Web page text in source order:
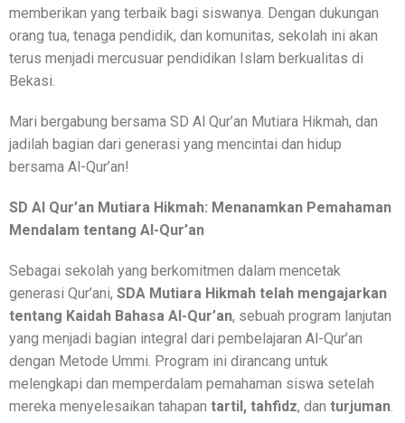
memberikan yang terbaik bagi siswanya. Dengan dukungan
orang tua, tenaga pendidik, dan komunitas, sekolah ini akan
terus menjadi mercusuar pendidikan Islam berkualitas di
Bekasi.
Mari bergabung bersama SD Al Qur’an Mutiara Hikmah, dan
jadilah bagian dari generasi yang mencintai dan hidup
bersama Al-Qur’an!
SD Al Qur’an Mutiara Hikmah: Menanamkan Pemahaman
Mendalam tentang Al-Qur’an
Sebagai sekolah yang berkomitmen dalam mencetak
generasi Qur’ani, SDA Mutiara Hikmah telah mengajarkan
tentang Kaidah Bahasa Al-Qur’an, sebuah program lanjutan
yang menjadi bagian integral dari pembelajaran Al-Qur’an
dengan Metode Ummi. Program ini dirancang untuk
melengkapi dan memperdalam pemahaman siswa setelah
mereka menyelesaikan tahapan tartil, tahfidz, dan turjuman.